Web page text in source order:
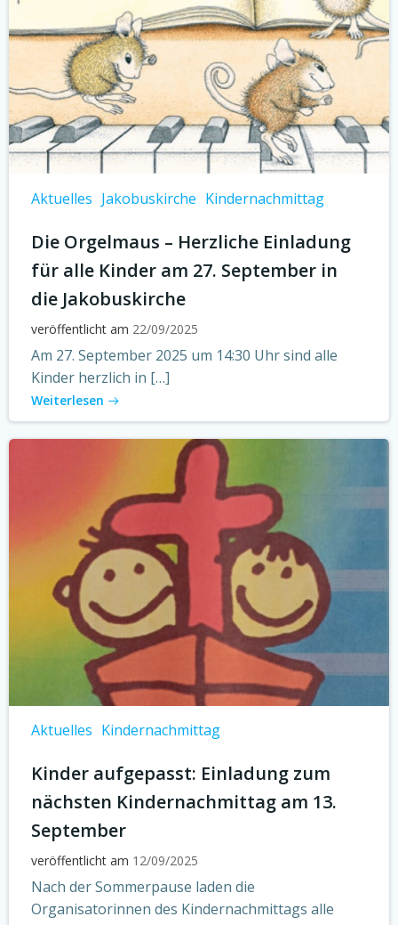
Aktuelles Jakobuskirche Kindernachmittag
Die Orgelmaus – Herzliche Einladung
für alle Kinder am 27. September in
die Jakobuskirche
veröffentlicht am 22/09/2025
Am 27. September 2025 um 14:30 Uhr sind alle
Kinder herzlich in […]
Weiterlesen
Aktuelles Kindernachmittag
Kinder aufgepasst: Einladung zum
nächsten Kindernachmittag am 13.
September
veröffentlicht am 12/09/2025
Nach der Sommerpause laden die
Organisatorinnen des Kindernachmittags alle